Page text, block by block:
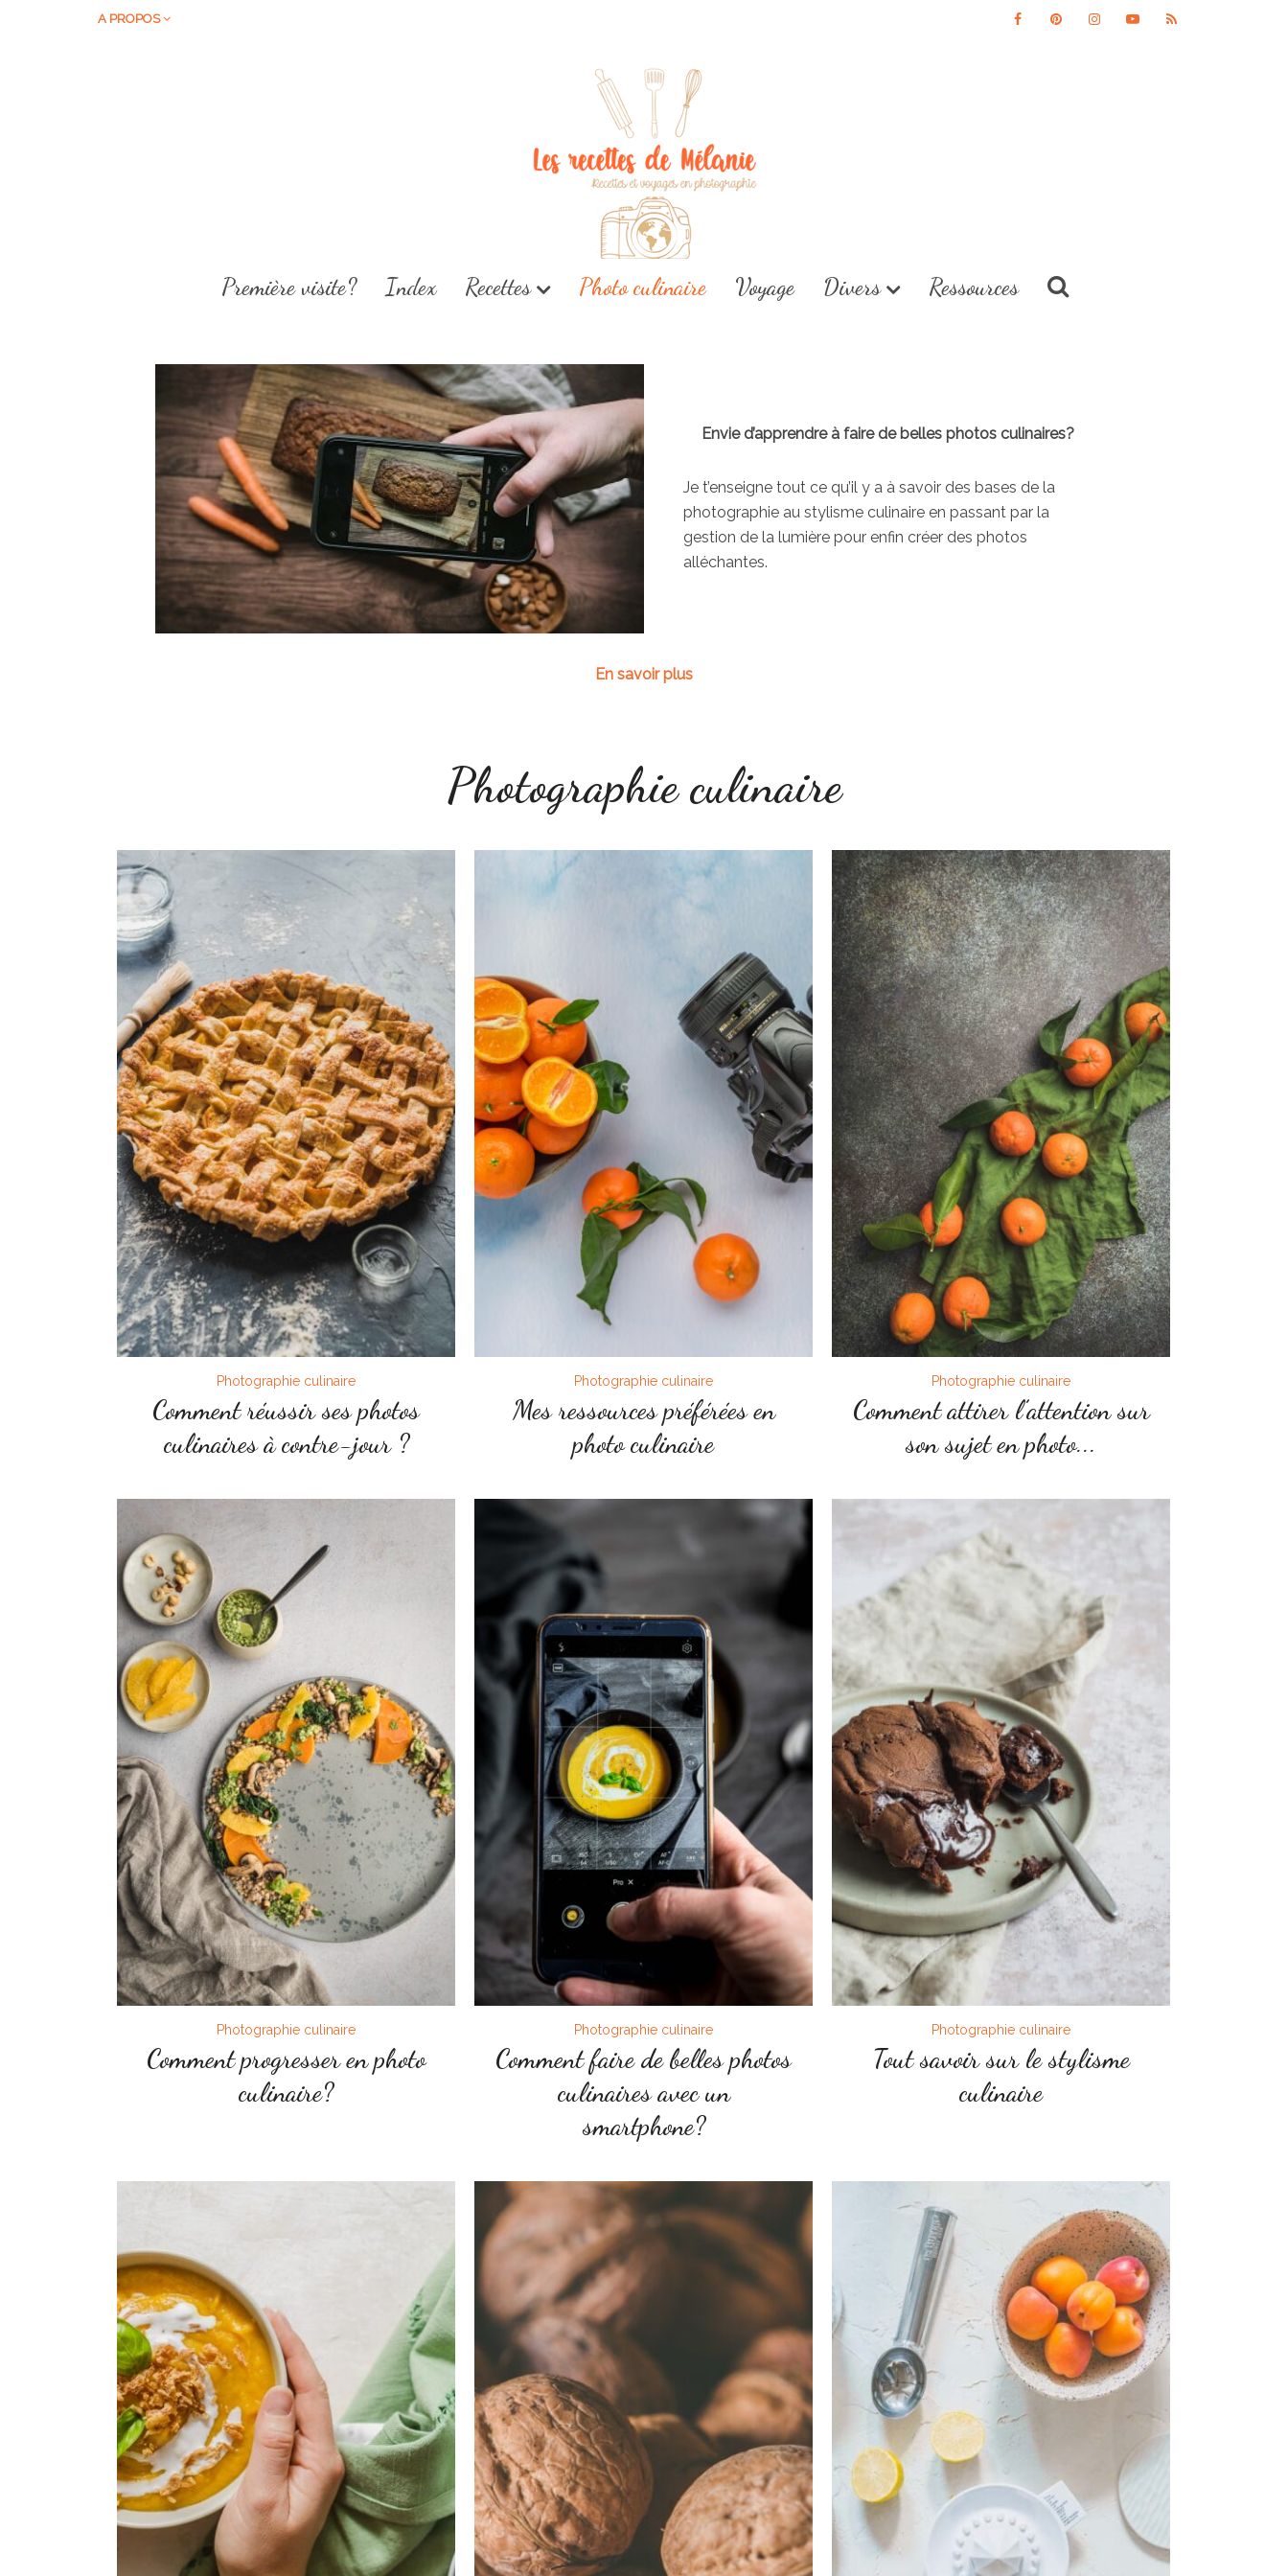
A PROPOS
Première visite? Index Recettes Photo culinaire Voyage Divers Ressources
Envie d’apprendre à faire de belles photos culinaires?
Je t’enseigne tout ce qu’il y a à savoir des bases de la
photographie au stylisme culinaire en passant par la
gestion de la lumière pour enfin créer des photos
alléchantes.
En savoir plus
Photographie culinaire
Photographie culinaire
Comment réussir ses photos
culinaires à contre-jour ?
Photographie culinaire
Mes ressources préférées en
photo culinaire
Photographie culinaire
Comment attirer l’attention sur
son sujet en photo...
Photographie culinaire
Comment progresser en photo
culinaire?
Photographie culinaire
Comment faire de belles photos
culinaires avec un
smartphone?
Photographie culinaire
Tout savoir sur le stylisme
culinaire